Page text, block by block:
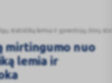
statistiką lemia ir gyventojų žinių
mirtingumo nuo
lemia ir